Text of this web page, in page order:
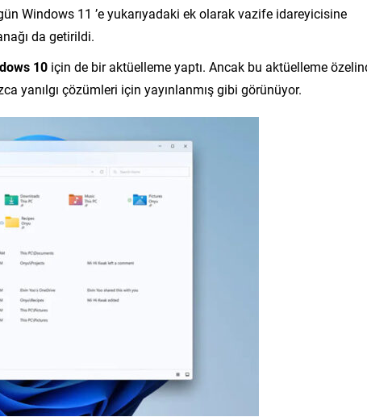
Windows 11 ’e yukarıyadaki ek olarak vazife idareyicisine
da getirildi.
10 için de bir aktüelleme yaptı. Ancak bu aktüelleme
yanılgı çözümleri için yayınlanmış gibi görünüyor.